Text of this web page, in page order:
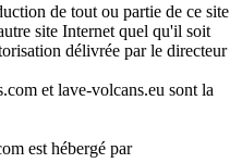
de tout ou partie de ce site
site Internet quel qu'il soit
délivrée par le directeur
et lave-volcans.eu sont la
est hébergé par